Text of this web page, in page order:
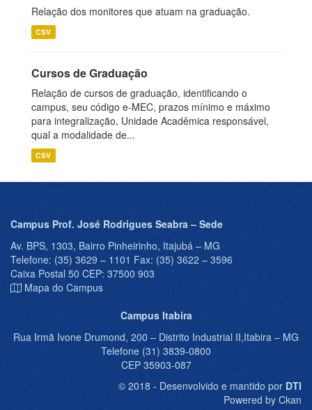
Relação dos monitores que atuam na graduação.
CSV
Cursos de Graduação
Relação de cursos de graduação, identificando o
campus, seu código e-MEC, prazos mínimo e máximo
para integralização, Unidade Acadêmica responsável,
qual a modalidade de...
CSV
Campus Prof. José Rodrigues Seabra – Sede
Av. BPS, 1303, Bairro Pinheirinho, Itajubá – MG
Telefone: (35) 3629 – 1101 Fax: (35) 3622 – 3596
Caixa Postal 50 CEP: 37500 903
Mapa do Campus
Campus Itabira
Rua Irmã Ivone Drumond, 200 – Distrito Industrial II,Itabira – MG
Telefone (31) 3839-0800
CEP 35903-087
© 2018 - Desenvolvido e mantido por DTI
Powered by Ckan